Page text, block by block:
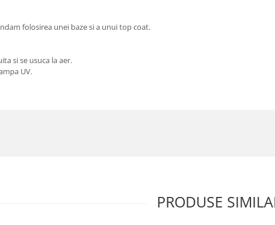
folosirea unei baze si a unui top coat.
si se usuca la aer.
UV.
PRODUSE